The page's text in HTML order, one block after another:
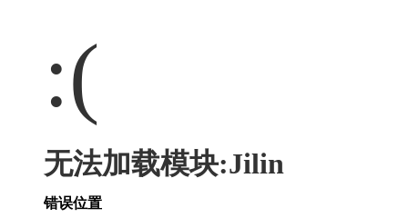
:(
无法加载模块:Jilin
错误位置